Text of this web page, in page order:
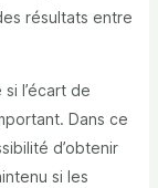
résultats entre
l’écart de
Dans ce
d’obtenir
si les